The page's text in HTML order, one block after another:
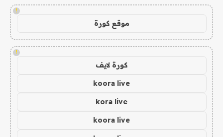
!
موقع كورة
!
كورة لايف
koora live
kora live
koora live